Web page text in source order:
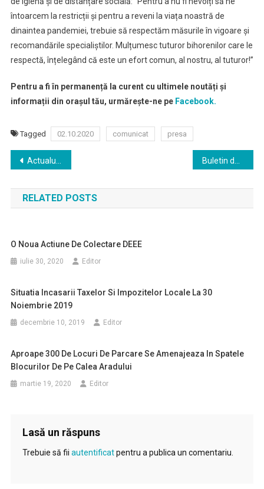
întoarcem la restricții și pentru a reveni la viața noastră de
dinaintea pandemiei, trebuie să respectăm măsurile în vigoare și
recomandările specialiștilor. Mulțumesc tuturor bihorenilor care le
respectă, înțelegând că este un efort comun, al nostru, al tuturor!”
Pentru a fi în permanență la curent cu ultimele noutăți și
informații din orașul tău, urmărește-ne peFacebook.
Tagged 02.10.2020 comunicat presa
Navigare
în
articole
Actualul viceprimar Florin Birta a câştigat conducerea Primăriei Oradea.
RELATED POSTS
O Noua Actiune De Colectare DEEE
iulie 30, 2020 Editor
Situatia Incasarii Taxelor Si Impozitelor Locale La 30
Noiembrie 2019
decembrie 10, 2019 Editor
Aproape 300 De Locuri De Parcare Se Amenajeaza In Spatele
Blocurilor De Pe Calea Aradului
martie 19, 2020 Editor
Lasă un răspuns
Trebuie să fii autentificatpentru a publica un comentariu.